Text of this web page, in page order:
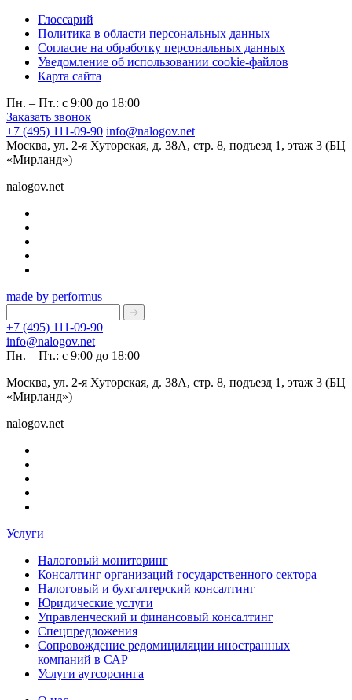
Глоссарий
Политика в области персональных данных
Согласие на обработку персональных данных
Уведомление об использовании cookie-файлов
Карта сайта
Пн. – Пт.: с 9:00 до 18:00
Заказать звонок
+7 (495) 111-09-90 info@nalogov.net
Москва, ул. 2-я Хуторская, д. 38А, стр. 8, подъезд 1, этаж 3 (БЦ
«Мирланд»)
nalogov.net
made by performus
+7 (495) 111-09-90
info@nalogov.net
Пн. – Пт.: с 9:00 до 18:00
Москва, ул. 2-я Хуторская, д. 38А, стр. 8, подъезд 1, этаж 3 (БЦ
«Мирланд»)
nalogov.net
Услуги
Налоговый мониторинг
Консалтинг организаций государственного сектора
Налоговый и бухгалтерский консалтинг
Юридические услуги
Управленческий и финансовый консалтинг
Спецпредложения
Сопровождение редомициляции иностранных
компаний в САР
Услуги аутсорсинга